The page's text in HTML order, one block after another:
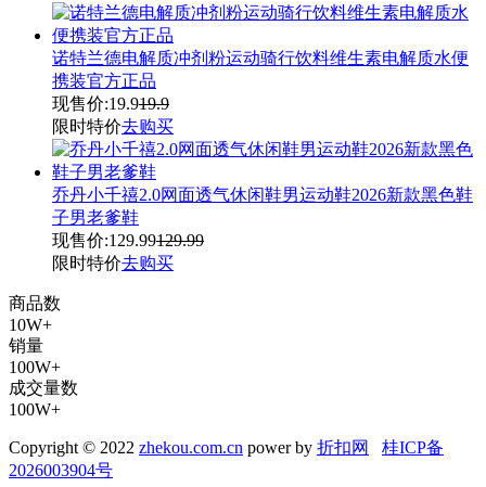
诺特兰德电解质冲剂粉运动骑行饮料维生素电解质水便
携装官方正品
现售价:19.919.9
限时特价去购买
乔丹小千禧2.0网面透气休闲鞋男运动鞋2026新款黑色鞋
子男老爹鞋
现售价:129.99129.99
限时特价去购买
商品数
10W+
销量
100W+
成交量数
100W+
Copyright © 2022 zhekou.com.cn power by 折扣网
桂ICP备
2026003904号